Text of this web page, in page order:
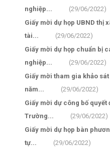
nghiệp...
(29/06/2022)
Giấy mời dự họp UBND thị
tài...
(29/06/2022)
Giấy mời dự họp chuẩn bị
nghiệp...
(29/06/2022)
Giấy mời tham gia khảo
năm...
(29/06/2022)
Giấy mời dự công bố
Trường...
(29/06/2022)
Giấy mời dự họp bàn
tự...
(29/06/2022)